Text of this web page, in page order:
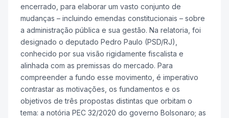
encerrado, para elaborar um vasto conjunto de
mudanças – incluindo emendas constitucionais – sobre
a administração pública e sua gestão. Na relatoria, foi
designado o deputado Pedro Paulo (PSD/RJ),
conhecido por sua visão rigidamente fiscalista e
alinhada com as premissas do mercado. Para
compreender a fundo esse movimento, é imperativo
contrastar as motivações, os fundamentos e os
objetivos de três propostas distintas que orbitam o
tema: a notória PEC 32/2020 do governo Bolsonaro; as